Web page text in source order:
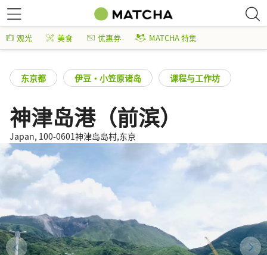
观光 美食 优惠券 MATCHA 特集
东京都 伊豆・小笠原诸岛 课程与工作坊
神津岛港（前滨）
Japan, 100-0601神津岛岛村,东京